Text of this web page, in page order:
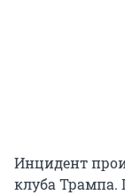
Инцидент
клуба Трампа.